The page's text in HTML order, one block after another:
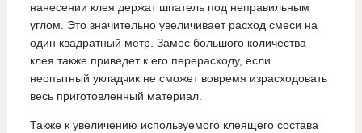
нанесении клея держат шпатель под неправильным
углом. Это значительно увеличивает расход смеси на
один квадратный метр. Замес большого количества
клея также приведет к его перерасходу, если
неопытный укладчик не сможет вовремя израсходовать
весь приготовленный материал.
Также к увеличению используемого клеящего состава